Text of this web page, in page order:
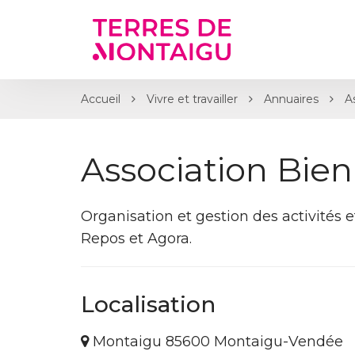
Accueil Vivre et travailler Annuaires
Association
Organisation et gestion des activités
Repos et Agora.
Localisation
Montaigu 85600 Montaigu-Vendée